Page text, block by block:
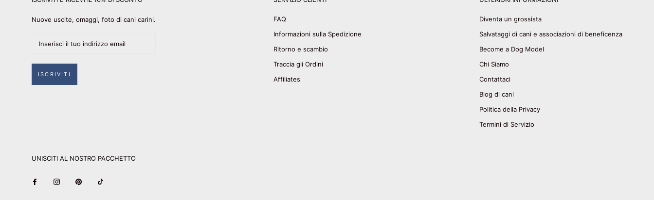
Nuove uscite, omaggi, foto di cani carini.
ISCRIVITI
FAQ
Informazioni sulla Spedizione
Ritorno e scambio
Traccia gli Ordini
Affiliates
Diventa un grossista
Salvataggi di cani e associazioni di beneficenza
Become a Dog Model
Chi Siamo
Contattaci
Blog di cani
Politica della Privacy
Termini di Servizio
UNISCITI AL NOSTRO PACCHETTO